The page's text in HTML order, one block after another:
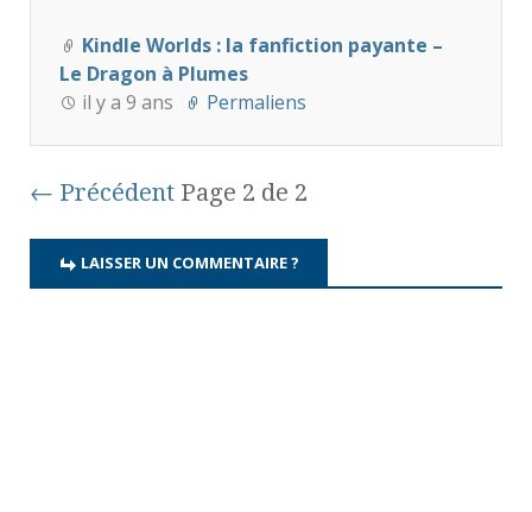
Kindle Worlds : la fanfiction payante –
Le Dragon à Plumes
il y a 9 ans
Permaliens
← Précédent Page 2 de 2
LAISSER UN COMMENTAIRE ?